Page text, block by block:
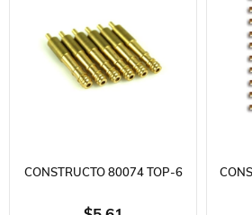
CONSTRUCTO 80074 TOP-6
ADET-PRINÇS - 32X5 MM.